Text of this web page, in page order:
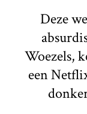
Deze
Woezels,
een